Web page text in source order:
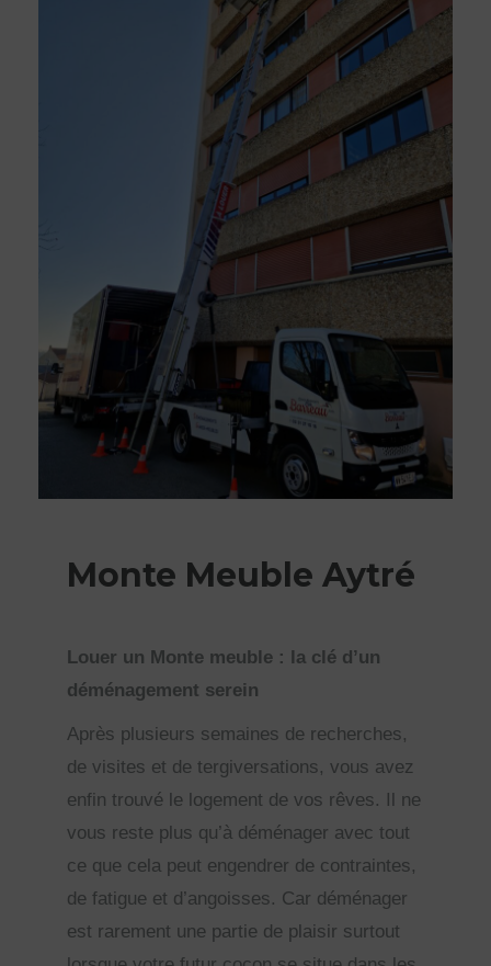
Monte Meuble Aytré
Louer un Monte meuble : la clé d’un
déménagement serein
Après plusieurs semaines de recherches,
de visites et de tergiversations, vous avez
enfin trouvé le logement de vos rêves. Il ne
vous reste plus qu’à déménager avec tout
ce que cela peut engendrer de contraintes,
de fatigue et d’angoisses. Car déménager
est rarement une partie de plaisir surtout